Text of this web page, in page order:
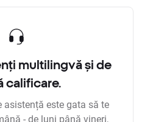
multilingvă și de
calificare.
asistență este gata să te
- de luni până vineri,